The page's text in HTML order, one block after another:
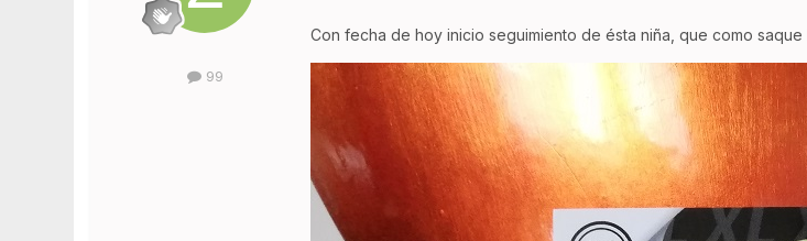
99
Con fecha de hoy inicio seguimiento de ésta niña, que como